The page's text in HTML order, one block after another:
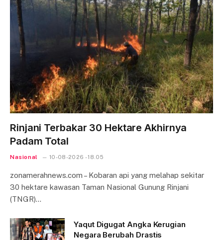
Rinjani Terbakar 30 Hektare Akhirnya
Padam Total
Nasional 10-08-2026 - 18.05
zonamerahnews.com – Kobaran api yang melahap sekitar
30 hektare kawasan Taman Nasional Gunung Rinjani
(TNGR)…
Yaqut Digugat Angka Kerugian
Negara Berubah Drastis